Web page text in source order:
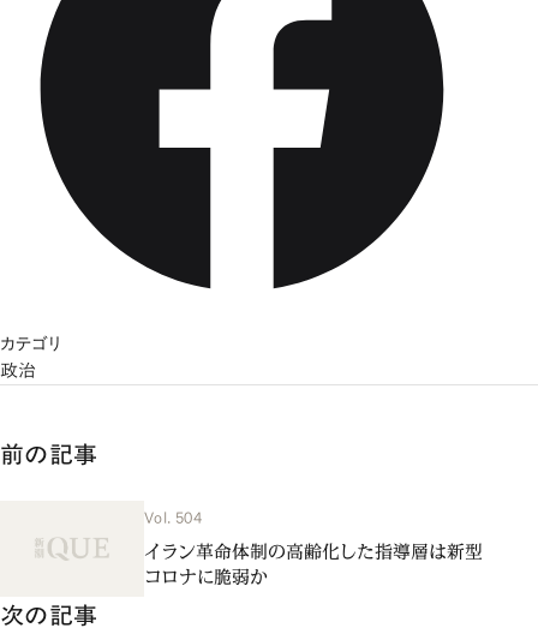
カテゴリ
政治
前の記事
Vol. 504
イラン革命体制の高齢化した指導層は新型
コロナに脆弱か
次の記事